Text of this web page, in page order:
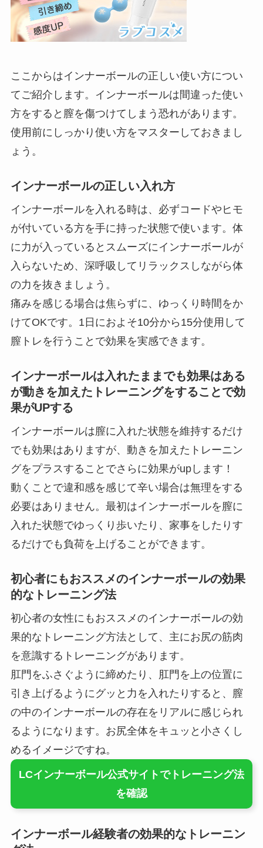
ここからはインナーボールの正しい使い方につい
てご紹介します。インナーボールは間違った使い
方をすると膣を傷つけてしまう恐れがあります。
使用前にしっかり使い方をマスターしておきまし
ょう。
インナーボールの正しい入れ方
インナーボールを入れる時は、必ずコードやヒモ
が付いている方を手に持った状態で使います。体
に力が入っているとスムーズにインナーボールが
入らないため、深呼吸してリラックスしながら体
の力を抜きましょう。
痛みを感じる場合は焦らずに、ゆっくり時間をか
けてOKです。1日におよそ10分から15分使用して
膣トレを行うことで効果を実感できます。
インナーボールは入れたままでも効果はある
が動きを加えたトレーニングをすることで効
果がUPする
インナーボールは膣に入れた状態を維持するだけ
でも効果はありますが、動きを加えたトレーニン
グをプラスすることでさらに効果がupします！
動くことで違和感を感じて辛い場合は無理をする
必要はありません。最初はインナーボールを膣に
入れた状態でゆっくり歩いたり、家事をしたりす
るだけでも負荷を上げることができます。
初心者にもおススメのインナーボールの効果
的なトレーニング法
初心者の女性にもおススメのインナーボールの効
果的なトレーニング方法として、主にお尻の筋肉
を意識するトレーニングがあります。
肛門をふさぐように締めたり、肛門を上の位置に
引き上げるようにグッと力を入れたりすると、膣
の中のインナーボールの存在をリアルに感じられ
るようになります。お尻全体をキュッと小さくし
めるイメージですね。
LCインナーボール公式サイトでトレーニング法
を確認
インナーボール経験者の効果的なトレーニン